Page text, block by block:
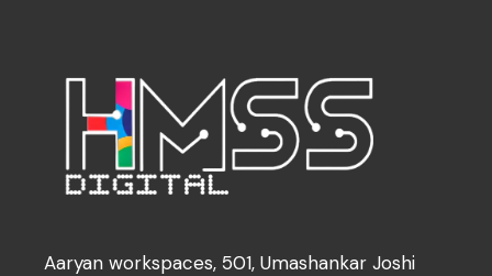
Aaryan workspaces, 501, Umashankar Joshi